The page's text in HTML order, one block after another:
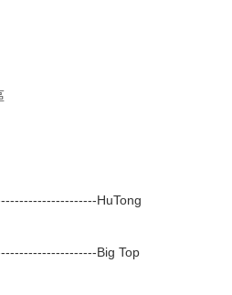
龍區 香
-----------------------
-----------------------Big Top